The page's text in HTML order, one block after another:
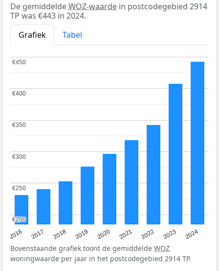
De gemiddeldeWOZ-waarde in postcodegebied 2914
TP was €443 in 2024.
Grafiek
Tabel
2016 2017 2018 2019 2020 2021 2022 2023 2024
€200
€200
€250
€250
€300
€300
€350
€350
€400
€400
€450
€450
Bovenstaande grafiek toont de gemiddelde WOZ
woningwaarde per jaar in het postcodegebied 2914 TP.